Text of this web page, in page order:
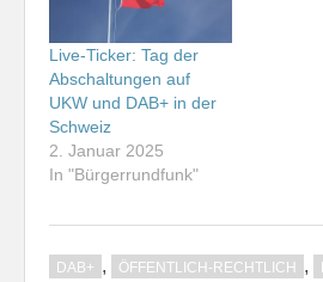
Live-Ticker: Tag der
Abschaltungen auf
UKW und DAB+ in der
Schweiz
2. Januar 2025
In "Bürgerrundfunk"
DAB+ , ÖFFENTLICH-RECHTLICH ,